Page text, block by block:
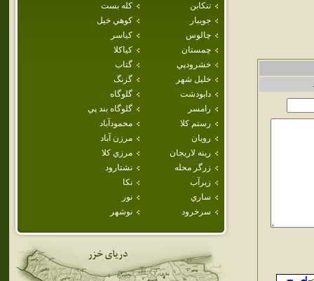
تنكابن
كله بست
جويبار
كوهي خيل
چالوس
كياسر
چمستان
كياكلا
خشرودپي
گتاب
خليل شهر
گزنگ
دابودشت
گلوگاه
رامسر
گلوگاه بند پي
رستم كلا
محمودآباد
رويان
مرزن آباد
رينه لاريجان
مرزي كلا
زرگر محله
نشتارود
زيرآب
نكا
ساري
نور
سرخرود
نوشهر